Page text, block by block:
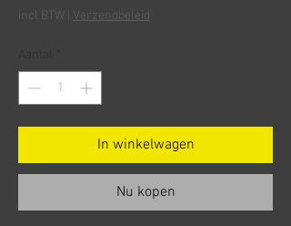
incl.BTW Verzendbeleid
In winkelwagen
Nu kopen